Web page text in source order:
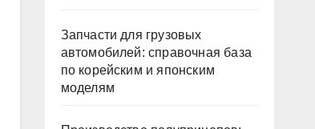
Запчасти для грузовых
автомобилей: справочная база
по корейским и японским
моделям